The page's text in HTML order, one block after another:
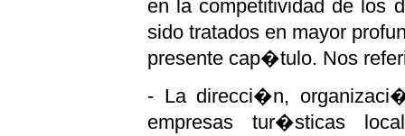
en la competitividad de los
sido tratados en mayor
presente cap�tulo. Nos
- La direcci�n,
empresas tur�sticas